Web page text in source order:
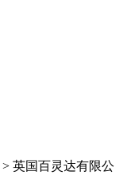
> 英国百灵达有限公